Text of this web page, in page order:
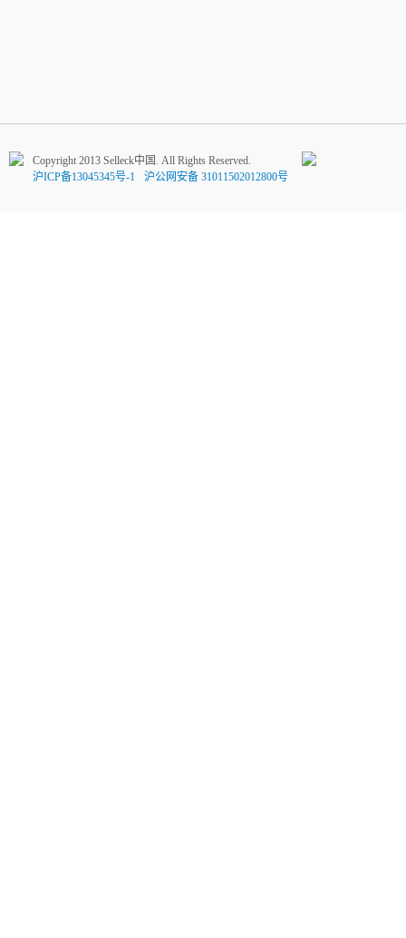
Copyright 2013 Selleck中国. All Rights Reserved.
沪ICP备13045345号-1
沪公网安备 31011502012800号